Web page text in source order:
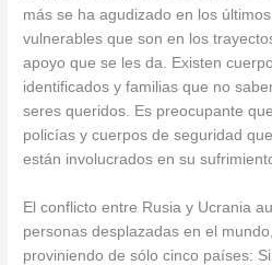
más se ha agudizado en los
vulnerables que son en los
apoyo que se les da. Existen
identificados y familias que no
seres queridos. Es preocupante
policías y cuerpos de seguridad
están involucrados en su
El conflicto entre Rusia y Ucrania
personas desplazadas en el
proviniendo de sólo cinco países: